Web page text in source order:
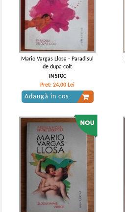
Mario Vargas Llosa - Paradisul
de dupa colt
IN STOC
Pret:24,00 Lei
Adaugă în coș